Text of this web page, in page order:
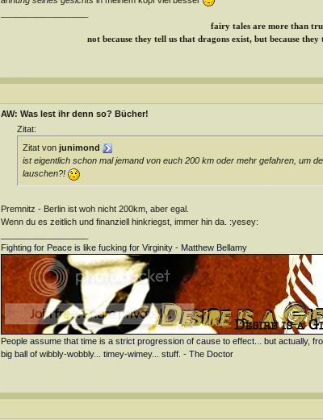
fairy tales are more than
not because they tell us that dragons exist, but because
AW: Was lest ihr denn so? Bücher!
Zitat:
Zitat von junimond
ist eigentlich schon mal jemand von euch 200 km oder mehr gefahren, um
lauschen?!
Premnitz - Berlin ist woh nicht 200km, aber egal.
Wenn du es zeitlich und finanziell hinkriegst, immer hin da. :yesey:
Fighting for Peace is like fucking for Virginity - Matthew Bellamy
People assume that time is a strict progression of cause to effect... but actually,
big ball of wibbly-wobbly... timey-wimey... stuff. - The Doctor